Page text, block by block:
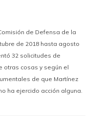
de Defensa de la
de 2018 hasta agosto
32 solicitudes de
otras cosas y según el
de que Martínez
ha ejercido acción alguna.